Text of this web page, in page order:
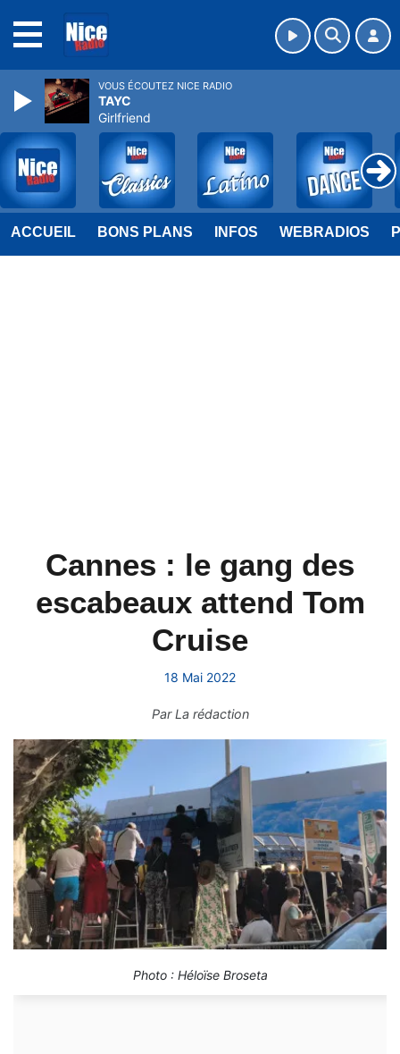
ACCUEIL BONS PLANS INFOS WEBRADIOS
Cannes : le gang des
escabeaux attend Tom
Cruise
18 Mai 2022
ParLa rédaction
Photo : Héloïse Broseta
VOUS ÉCOUTEZ NICE RADIO
TAYC
Girlfriend